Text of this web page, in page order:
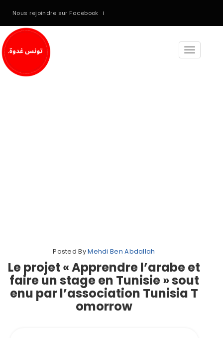
Nous rejoindre sur Facebook
Toggle
Posted ByMehdi Ben Abdallah
Le projet « Apprendre l’arabe et
faire un stage en Tunisie » sout
enu par l’association Tunisia T
omorrow